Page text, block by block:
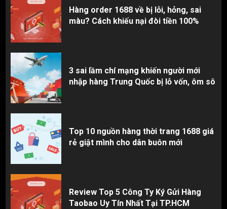
Hàng order 1688 về bị lỗi, hỏng, sai
màu? Cách khiếu nại đòi tiền 100%
3 sai lầm chí mạng khiến người mới
nhập hàng Trung Quốc bị lỗ vốn, ôm sô
Top 10 nguồn hàng thời trang 1688 giá
rẻ giật mình cho dân buôn mới
Review Top 5 Công Ty Ký Gửi Hàng
Taobao Uy Tín Nhất Tại TP.HCM